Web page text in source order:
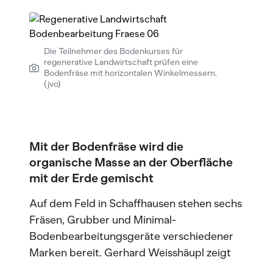
Die Teilnehmer des Bodenkurses für
regenerative Landwirtschaft prüfen eine
Bodenfräse mit horizontalen Winkelmessern.
(jvo)
Mit der Bodenfräse wird die
organische Masse an der Oberfläche
mit der Erde gemischt
Auf dem Feld in Schaffhausen stehen sechs
Fräsen, Grubber und Minimal-
Bodenbearbeitungsgeräte verschiedener
Marken bereit. Gerhard Weisshäupl zeigt